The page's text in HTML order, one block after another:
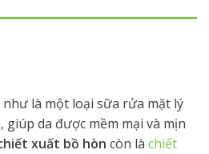
như là một loại sữa rửa mặt lý
da được mềm mại và mịn
xuất bồ hòn còn là chiết